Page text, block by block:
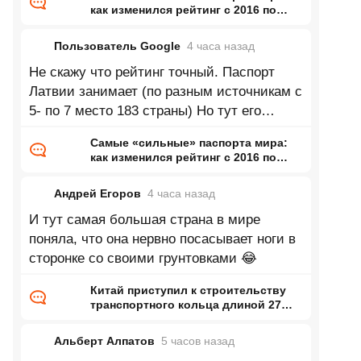
как изменился рейтинг с 2016 по
Пользователь Google 4 часа назад
Не скажу что рейтинг точный. Паспорт
Латвии занимает (по разным источникам с
5- по 7 место 183 страны) Но тут его
Самые «сильные» паспорта мира:
как изменился рейтинг с 2016 по
Андрей Егоров 4 часа назад
И тут самая большая страна в мире
поняла, что она нервно посасывает ноги в
сторонке со своими грунтовками 😂
Китай приступил к строительству
транспортного кольца длиной 27
Альберт Алпатов
5 часов назад